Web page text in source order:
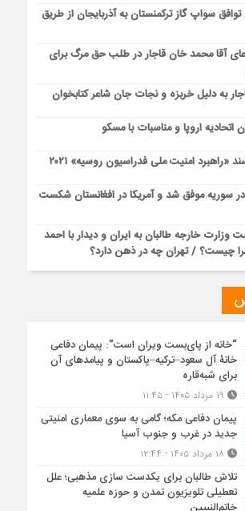
توافق سواپ گاز ترکمنستان به آذربایجان از طریق
آقا محمد خان قاجار در طلب حق مرگ برای
به دلیل خربزه و نجات جان شاعر کتابخوان
اروپا و مناسبات با مسکو
«راهبرد امنیت ملی فدراسیون روسیه» ۲۰۲۱
سوریه موفق شد و آمریکا در افغانستان شکست
وزارت خارجه طالبان به ایران و دیدار با احمد
چیست؟ / تهران چه در ذهن دارد؟
“خانه از پای‌بست ویران است”: پیمان دفاعی
خانۀ آل سعود–ترکیه–پاکستان و پیامدهای آن
برای شبه‌قاره
پیمان دفاعی مکه؛ گامی به سوی معماری امنیتی
جدید در غرب و جنوب آسیا
تلاش طالبان برای یکدست سازی مذهبی؛ علل
تعطیلی تلویزیون تمدن و حوزه علمیه